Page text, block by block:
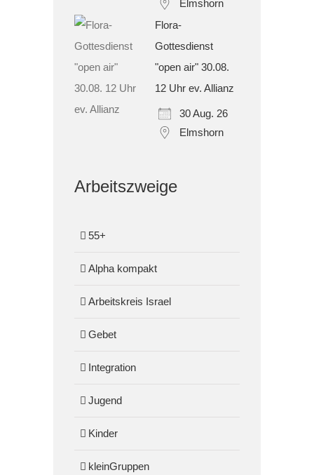
Elmshorn
Flora-
Gottesdienst
"open air" 30.08.
12 Uhr ev. Allianz
30 Aug. 26
Elmshorn
Arbeitszweige
55+
Alpha kompakt
Arbeitskreis Israel
Gebet
Integration
Jugend
Kinder
kleinGruppen